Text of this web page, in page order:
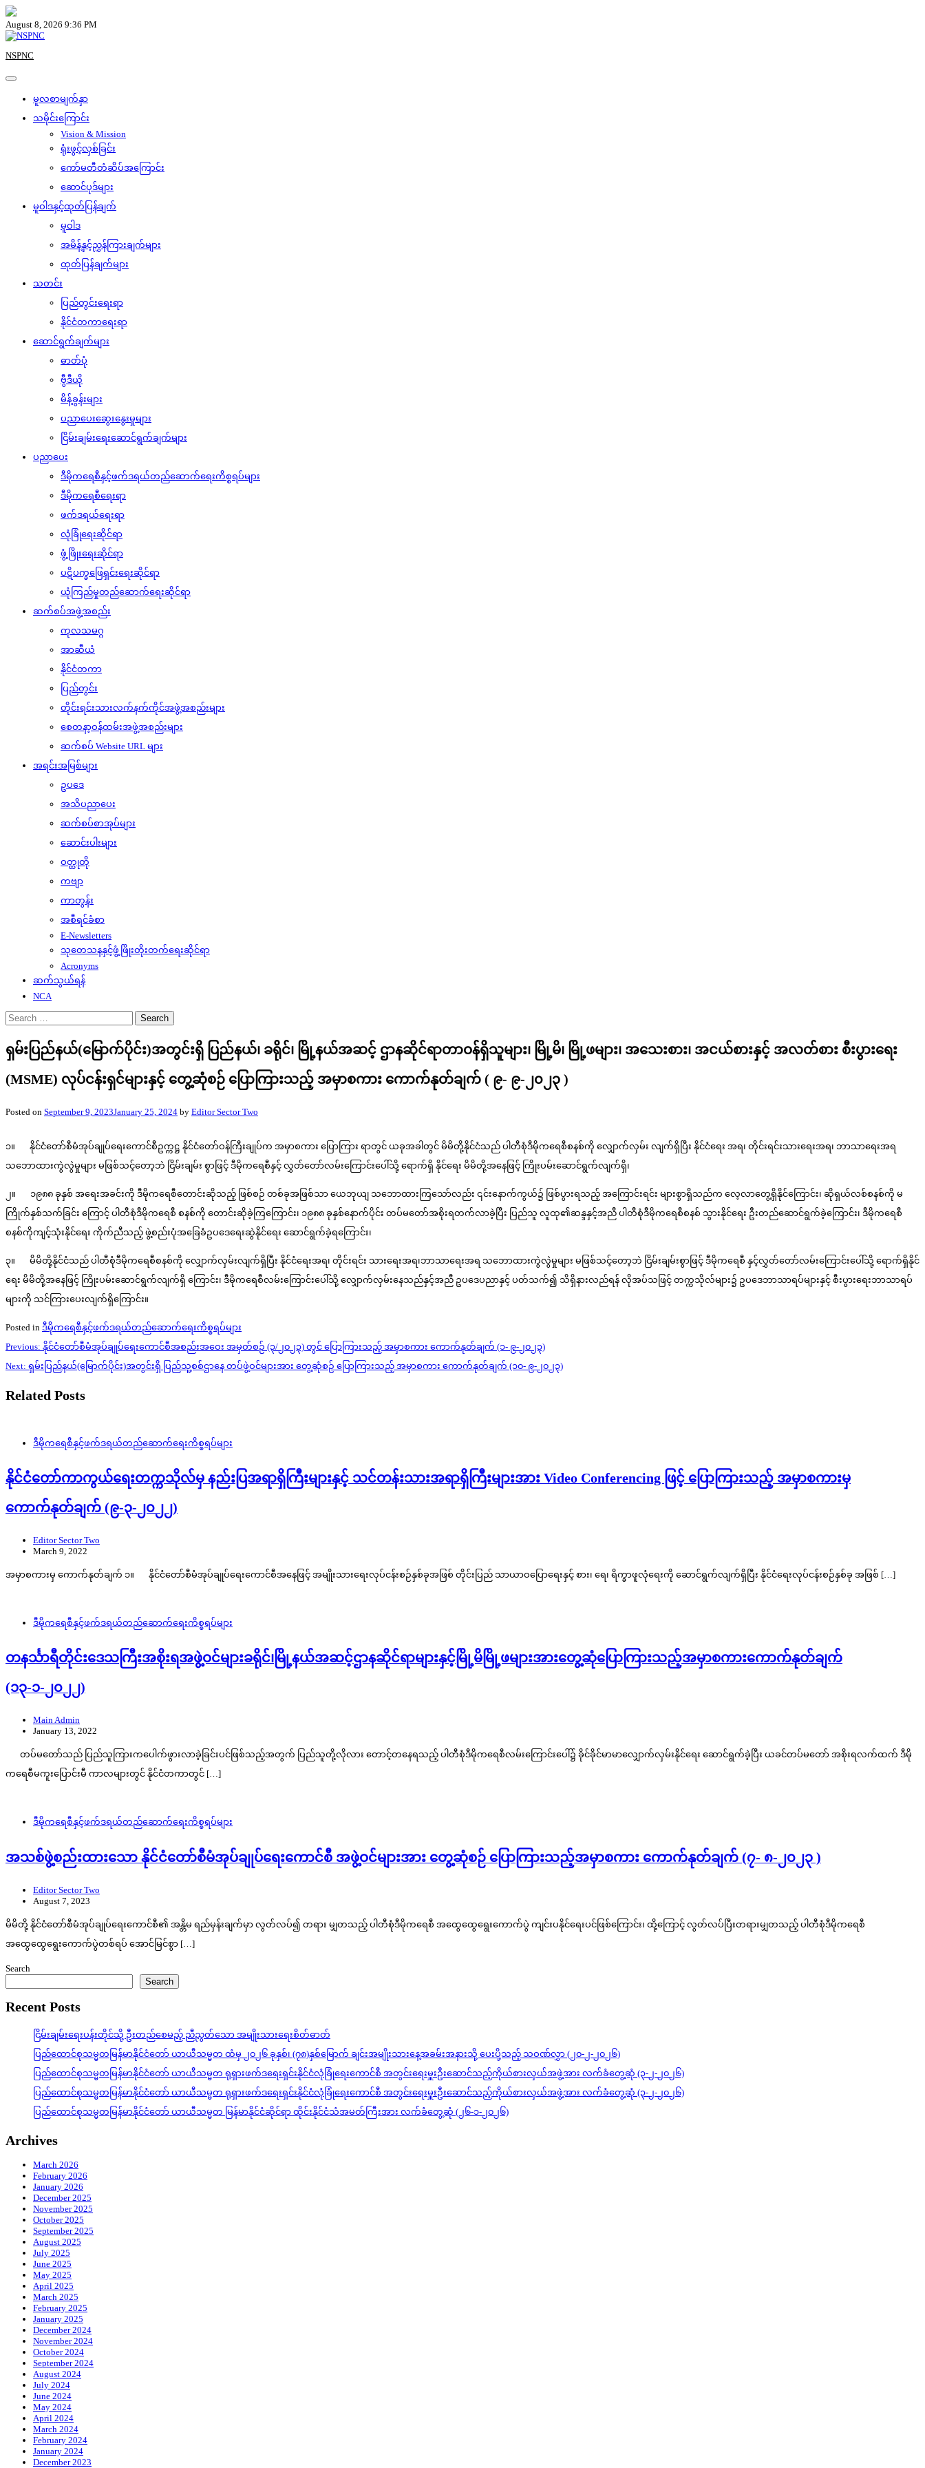
Skip
to
content
August 8, 2026 9:36 PM
NSPNC
မူလစာမျက်နှာ
သမိုင်းကြောင်း
Vision & Mission
ရုံးဖွင့်လှစ်ခြင်း
ကော်မတီတံဆိပ်အကြောင်း
ဆောင်ပုဒ်များ
မူဝါဒနှင့်ထုတ်ပြန်ချက်
မူဝါဒ
အမိန့်နှင့်ညွှန်ကြားချက်များ
ထုတ်ပြန်ချက်များ
သတင်း
ပြည်တွင်းရေးရာ
နိုင်ငံတကာရေးရာ
ဆောင်ရွက်ချက်များ
ဓာတ်ပုံ
ဗွီဒီယို
မိန့်ခွန်းများ
ပညာပေးဆွေးနွေးမှုများ
ငြိမ်းချမ်းရေးဆောင်ရွက်ချက်များ
ပညာပေး
ဒီမိုကရေစီနှင့်ဖက်ဒရယ်တည်ဆောက်‌ရေးကိစ္စရပ်များ
ဒီမိုကရေစီရေးရာ
ဖက်ဒရယ်ရေးရာ
လုံခြုံရေးဆိုင်ရာ
ဖွံ့ဖြိုးရေးဆိုင်ရာ
ပဋိပက္ခဖြေရှင်းရေးဆိုင်ရာ
ယုံကြည်မှုတည်ဆောက်ရေးဆိုင်ရာ
ဆက်စပ်အဖွဲ့အစည်း
ကုလသမဂ္ဂ
အာဆီယံ
နိုင်ငံတကာ
ပြည်တွင်း
တိုင်းရင်းသားလက်နက်ကိုင်အဖွဲ့အစည်းများ
စေတနာ့ဝန်ထမ်းအဖွဲ့အစည်းများ
ဆက်စပ် Website URL များ
အရင်းအမြစ်များ
ဥပဒေ
အသိပညာပေး
ဆက်စပ်စာအုပ်များ
ဆောင်းပါးများ
ဝတ္ထုတို
ကဗျာ
ကာတွန်း
အစီရင်ခံစာ
E-Newsletters
သုတေသနနှင့်ဖွံ့ဖြိုးတိုးတက်ရေးဆိုင်ရာ
Acronyms
ဆက်သွယ်ရန်
NCA
Search
for:
ရှမ်းပြည်နယ်(မြောက်ပိုင်း)အတွင်းရှိ ပြည်နယ်၊ ခရိုင်၊ မြို့နယ်အဆင့် ဌာနဆိုင်ရာတာဝန်ရှိသူများ၊ မြို့မိ၊ မြို့ဖများ၊ အသေးစား၊ အငယ်စားနှင့် အလတ်စား စီးပွားရေး
(MSME) လုပ်ငန်းရှင်များနှင့် တွေ့ဆုံစဉ် ပြောကြားသည့် အမှာစကား ကောက်နုတ်ချက် ( ၉- ၉-၂၀၂၃ )
Posted on September 9, 2023January 25, 2024 by Editor Sector Two
၁။ နိုင်ငံတော်စီမံအုပ်ချုပ်ရေးကောင်စီဥက္ကဋ္ဌ နိုင်ငံတော်ဝန်ကြီးချုပ်က အမှာစကား ပြောကြား ရာတွင် ယခုအခါတွင် မိမိတို့နိုင်ငံသည် ပါတီစုံဒီမိုကရေစီစနစ်ကို လျှောက်လှမ်း လျက်ရှိပြီး နိုင်ငံရေး အရ၊ တိုင်းရင်းသားရေးအရ၊ ဘာသာရေးအရ
သဘောထားကွဲလွဲမှုများ မဖြစ်သင့်တော့ဘဲ ငြိမ်းချမ်း စွာဖြင့် ဒီမိုကရေစီနှင့် လွှတ်တော်လမ်းကြောင်းပေါ်သို့ ရောက်ရှိ နိုင်ရေး မိမိတို့အနေဖြင့် ကြိုးပမ်းဆောင်ရွက်လျက်ရှိ၊
၂။ ၁၉၈၈ ခုနှစ် အရေးအခင်းကို ဒီမိုကရေစီတောင်းဆိုသည့် ဖြစ်စဉ် တစ်ခုအဖြစ်သာ ယေဘုယျ သဘောထားကြသော်လည်း ၎င်းနောက်ကွယ်၌ ဖြစ်ပွားရသည့် အကြောင်းရင်း များစွာရှိသည်က လေ့လာတွေ့ရှိနိုင်ကြောင်း၊ ဆိုရှယ်လစ်စနစ်ကို မ
ကြိုက်နှစ်သက်ခြင်း ကြောင့် ပါတီစုံဒီမိုကရေစီ စနစ်ကို တောင်းဆိုခဲ့ကြကြောင်း၊ ၁၉၈၈ ခုနှစ်နောက်ပိုင်း တပ်မတော်အစိုးရတက်လာခဲ့ပြီး ပြည်သူ လူထု၏ဆန္ဒနှင့်အညီ ပါတီစုံဒီမိုကရေစီစနစ် သွားနိုင်ရေး ဦးတည်ဆောင်ရွက်ခဲ့ကြောင်း၊ ဒီမိုကရေစီ
စနစ်ကိုကျင့်သုံးနိုင်ရေး ကိုက်ညီသည့် ဖွဲ့စည်းပုံအခြေခံဥပဒေရေးဆွဲနိုင်ရေး ဆောင်ရွက်ခဲ့ရကြောင်း၊
၃။ မိမိတို့နိုင်ငံသည် ပါတီစုံဒီမိုကရေစီစနစ်ကို လျှောက်လှမ်းလျက်ရှိပြီး နိုင်ငံရေးအရ၊ တိုင်းရင်း သားရေးအရ၊ဘာသာရေးအရ သဘောထားကွဲလွဲမှုများ မဖြစ်သင့်တော့ဘဲ ငြိမ်းချမ်းစွာဖြင့် ဒီမိုကရေစီ နှင့်လွှတ်တော်လမ်းကြောင်းပေါ်သို့ ရောက်ရှိနိုင်
ရေး မိမိတို့အနေဖြင့် ကြိုးပမ်းဆောင်ရွက်လျက်ရှိ ကြောင်း၊ ဒီမိုကရေစီလမ်းကြောင်းပေါ်သို့ လျှောက်လှမ်းနေသည်နှင့်အညီ ဥပဒေပညာနှင့် ပတ်သက်၍ သိရှိနားလည်ရန် လိုအပ်သဖြင့် တက္ကသိုလ်များ၌ ဥပဒေဘာသာရပ်များနှင့် စီးပွားရေးဘာသာရပ်
များကို သင်ကြားပေးလျက်ရှိကြောင်း။
Posted in ဒီမိုကရေစီနှင့်ဖက်ဒရယ်တည်ဆောက်‌ရေးကိစ္စရပ်များ
Post
navigation
Previous: နိုင်ငံတော်စီမံအုပ်ချုပ်ရေးကောင်စီအစည်းအဝေး အမှတ်စဉ် (၃/၂၀၂၃) တွင် ပြောကြားသည့် အမှာစကား ကောက်နုတ်ချက် (၁- ၉-၂၀၂၃)
Next: ရှမ်းပြည်နယ်(မြောက်ပိုင်း)အတွင်းရှိ ပြည်သူ့စစ်ဌာနေ တပ်ဖွဲ့ဝင်များအား တွေ့ဆုံစဉ် ပြောကြားသည့် အမှာစကား ကောက်နုတ်ချက် (၁၀- ၉-၂၀၂၃)
Related Posts
ဒီမိုကရေစီနှင့်ဖက်ဒရယ်တည်ဆောက်‌ရေးကိစ္စရပ်များ
နိုင်ငံတော်ကာကွယ်ရေးတက္ကသိုလ်မှ နည်းပြအရာရှိကြီးများနှင့် သင်တန်းသားအရာရှိကြီးများအား Video Conferencing ဖြင့် ပြောကြားသည့် အမှာစကားမှ
ကောက်နုတ်ချက် (၉-၃-၂၀၂၂)
Editor Sector Two
March 9, 2022
အမှာစကားမှ ကောက်နုတ်ချက် ၁။ နိုင်ငံတော်စီမံအုပ်ချုပ်ရေးကောင်စီအနေဖြင့် အမျိုးသားရေးလုပ်ငန်းစဉ်နှစ်ခုအဖြစ် တိုင်းပြည် သာယာဝပြောရေးနှင့် စား၊ ရေ၊ ရိက္ခာဖူလုံရေးကို ဆောင်ရွက်လျက်ရှိပြီး နိုင်ငံရေးလုပ်ငန်းစဉ်နှစ်ခု အဖြစ် […]
ဒီမိုကရေစီနှင့်ဖက်ဒရယ်တည်ဆောက်‌ရေးကိစ္စရပ်များ
တနင်္သာရီတိုင်းဒေသကြီးအစိုးရအဖွဲ့ဝင်များခရိုင်၊မြို့နယ်အဆင့်ဌာနဆိုင်ရာများနှင့်မြို့မိမြို့ဖများအားတွေ့ဆုံပြောကြားသည့်အမှာစကားကောက်နုတ်ချက်
(၁၃-၁-၂၀၂၂)
Main Admin
January 13, 2022
တပ်မတော်သည် ပြည်သူကြားကပေါက်ဖွားလာခဲ့ခြင်းပင်ဖြစ်သည့်အတွက် ပြည်သူတို့လိုလား တောင့်တနေရသည့် ပါတီစုံဒီမိုကရေစီလမ်းကြောင်းပေါ်၌ ခိုင်ခိုင်မာမာလျှောက်လှမ်းနိုင်ရေး ဆောင်ရွက်ခဲ့ပြီး ယခင်တပ်မတော် အစိုးရလက်ထက် ဒီမို
ကရေစီမကူးပြောင်းမီ ကာလများတွင် နိုင်ငံတကာတွင် […]
ဒီမိုကရေစီနှင့်ဖက်ဒရယ်တည်ဆောက်‌ရေးကိစ္စရပ်များ
အသစ်ဖွဲ့စည်းထားသော နိုင်ငံတော်စီမံအုပ်ချုပ်ရေးကောင်စီ အဖွဲ့ဝင်များအား တွေ့ဆုံစဉ် ပြောကြားသည့်အမှာစကား ကောက်နုတ်ချက် (၇- ၈-၂၀၂၃ )
Editor Sector Two
August 7, 2023
မိမိတို့ နိုင်ငံတော်စီမံအုပ်ချုပ်ရေးကောင်စီ၏ အန္တိမ ရည်မှန်းချက်မှာ လွတ်လပ်၍ တရား မျှတသည့် ပါတီစုံဒီမိုကရေစီ အထွေထွေရွေးကောက်ပွဲ ကျင်းပနိုင်ရေးပင်ဖြစ်ကြောင်း၊ ထို့ကြောင့် လွတ်လပ်ပြီးတရားမျှတသည့် ပါတီစုံဒီမိုကရေစီ
အထွေထွေရွေးကောက်ပွဲတစ်ရပ် အောင်မြင်စွာ […]
Search
Search
Recent Posts
ငြိမ်းချမ်းရေးပန်းတိုင်သို့ ဦးတည်စေမည့် ညီညွတ်သော အမျိုးသားရေးစိတ်ဓာတ်
ပြည်ထောင်စုသမ္မတမြန်မာနိုင်ငံတော် ယာယီသမ္မတ ထံမှ ၂၀၂၆ ခုနှစ်၊ (၇၈)နှစ်မြောက် ချင်းအမျိုးသားနေ့အခမ်းအနားသို့ ပေးပို့သည့် သဝဏ်လွှာ (၂၀-၂-၂၀၂၆)
ပြည်ထောင်စုသမ္မတမြန်မာနိုင်ငံတော် ယာယီသမ္မတ ရုရှားဖက်ဒရေးရှင်းနိုင်ငံလုံခြုံရေးကောင်စီ အတွင်းရေးမှူးဦးဆောင်သည့်ကိုယ်စားလှယ်အဖွဲ့အား လက်ခံတွေ့ဆုံ (၃-၂-၂၀၂၆)
ပြည်ထောင်စုသမ္မတမြန်မာနိုင်ငံတော် ယာယီသမ္မတ ရုရှားဖက်ဒရေးရှင်းနိုင်ငံလုံခြုံရေးကောင်စီ အတွင်းရေးမှူးဦးဆောင်သည့်ကိုယ်စားလှယ်အဖွဲ့အား လက်ခံတွေ့ဆုံ (၃-၂-၂၀၂၆)
ပြည်ထောင်စုသမ္မတမြန်မာနိုင်ငံတော် ယာယီသမ္မတ မြန်မာနိုင်ငံဆိုင်ရာ ထိုင်းနိုင်ငံသံအမတ်ကြီးအား လက်ခံတွေ့ဆုံ (၂၆-၁-၂၀၂၆)
Archives
March 2026
February 2026
January 2026
December 2025
November 2025
October 2025
September 2025
August 2025
July 2025
June 2025
May 2025
April 2025
March 2025
February 2025
January 2025
December 2024
November 2024
October 2024
September 2024
August 2024
July 2024
June 2024
May 2024
April 2024
March 2024
February 2024
January 2024
December 2023